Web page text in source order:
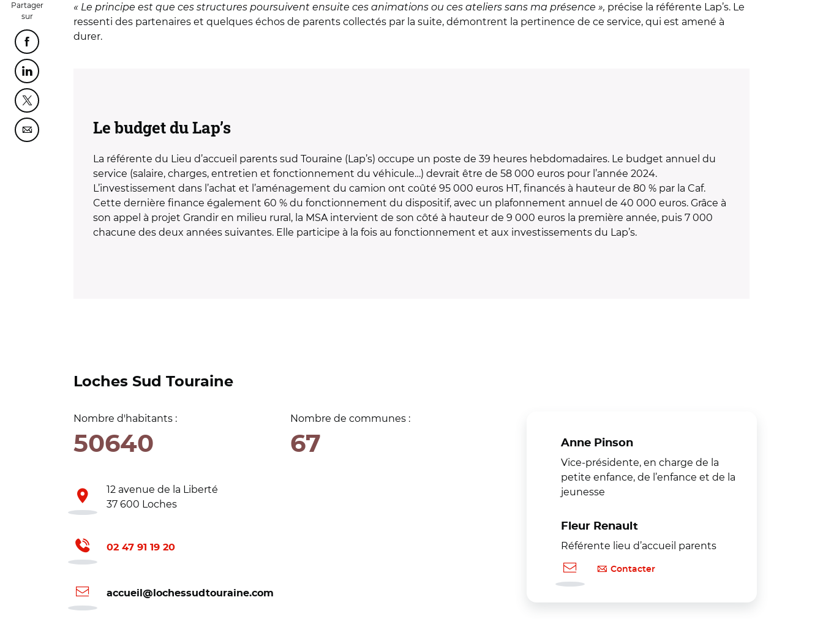
Partager
sur
Partager cette page sur Facebook
Partager cette page sur Linkedin
Partager cette page sur Twitter
Partager cette page sur Courriel
« Le principe est que ces structures poursuivent ensuite ces animations ou ces ateliers sans ma présence », précise la référente Lap’s. Le
ressenti des partenaires et quelques échos de parents collectés par la suite, démontrent la pertinence de ce service, qui est amené à
durer.
Le budget du Lap’s
La référente du Lieu d’accueil parents sud Touraine (Lap’s) occupe un poste de 39 heures hebdomadaires. Le budget annuel du
service (salaire, charges, entretien et fonctionnement du véhicule…) devrait être de 58 000 euros pour l’année 2024.
L’investissement dans l’achat et l’aménagement du camion ont coûté 95 000 euros HT, financés à hauteur de 80 % par la Caf.
Cette dernière finance également 60 % du fonctionnement du dispositif, avec un plafonnement annuel de 40 000 euros. Grâce à
son appel à projet Grandir en milieu rural, la MSA intervient de son côté à hauteur de 9 000 euros la première année, puis 7 000
chacune des deux années suivantes. Elle participe à la fois au fonctionnement et aux investissements du Lap’s.
Loches Sud Touraine
Nombre d'habitants :
50640
Nombre de communes :
67
12 avenue de la Liberté
37 600 Loches
02 47 91 19 20
accueil@lochessudtouraine.com
Anne Pinson
Vice-présidente, en charge de la
petite enfance, de l’enfance et de la
jeunesse
Fleur Renault
Référente lieu d’accueil parents
Contacter